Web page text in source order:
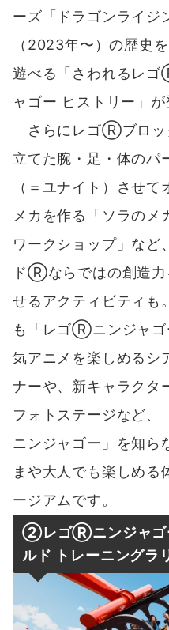
ーズ「ドラゴンライジ
（2023年〜）の歴史
遊べる「さわれるレ
ャゴー ヒストリー」が
さらにレゴⓇブロッ
立てた腕・足・体のパ
（＝ユナイト）させて
メカを作る「ソラのメ
ワークショップ」など
ドⓇならではの創造力
せるアクティビティも
も「レゴⓇニンジャゴ
気アニメを楽しめるシ
ナーや、新キャラクタ
フォトステージなど
ニンジャゴー」を知ら
まや大人でも楽しめる
ージアムです。
②レゴⓇニンジャゴ
ルド トレーニングラ